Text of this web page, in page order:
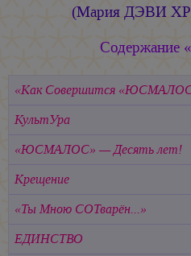
(Мария ДЭВИ
Содержание
«Как Совершится
КультУра
«ЮСМАЛОС» — Десять лет!
Крещение
«Ты Мною СОТварён...»
ЕДИНСТВО